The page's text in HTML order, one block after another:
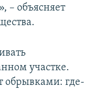
– объясняет
участке.
обрывками: где-